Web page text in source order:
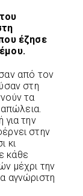
έζησε
από τον
στη
τα
απώλεια.
για την
στην
κι
κάθε
μέχρι την
αγνώριστη